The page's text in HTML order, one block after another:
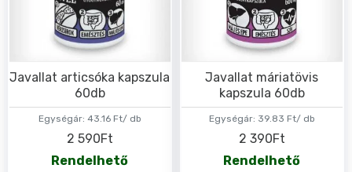
Egységár: 43.16 Ft/ db
Javallat articsóka kapszula
60db
2 590Ft
Rendelhető
Egységár: 39.83 Ft/ db
Javallat máriatövis
kapszula 60db
2 390Ft
Rendelhető